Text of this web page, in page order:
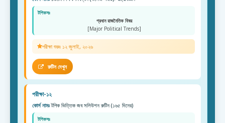
টপিকসঃ
প্রধান রাজনৈতিক বিষয়
[Major Political Trends]
পরীক্ষা শুরুঃ ১২ জুলাই, ২০২৬
রুটিন দেখুন
পরীক্ষা-১২
কোর্স নামঃটপিক ভিত্তিক জব সলিউশন রুটিন (১৬৫ দিনের)
টপিকসঃ